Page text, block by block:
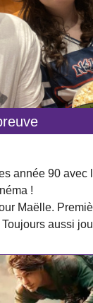
année 90 avec
!
Maëlle.
aussi